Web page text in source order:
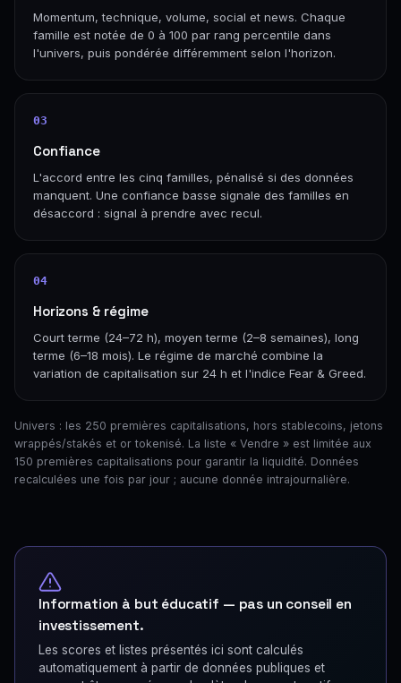
Momentum, technique, volume, social et news. Chaque
famille est notée de 0 à 100 par rang percentile dans
l'univers, puis pondérée différemment selon l'horizon.
03
Confiance
L'accord entre les cinq familles, pénalisé si des données
manquent. Une confiance basse signale des familles en
désaccord : signal à prendre avec recul.
04
Horizons & régime
Court terme (24–72 h), moyen terme (2–8 semaines), long
terme (6–18 mois). Le régime de marché combine la
variation de capitalisation sur 24 h et l'indice Fear & Greed.
Univers : les 250 premières capitalisations, hors stablecoins, jetons
wrappés/stakés et or tokenisé. La liste « Vendre » est limitée aux
150 premières capitalisations pour garantir la liquidité. Données
recalculées une fois par jour ; aucune donnée intrajournalière.
Information à but éducatif — pas un conseil en
investissement.
Les scores et listes présentés ici sont calculés
automatiquement à partir de données publiques et